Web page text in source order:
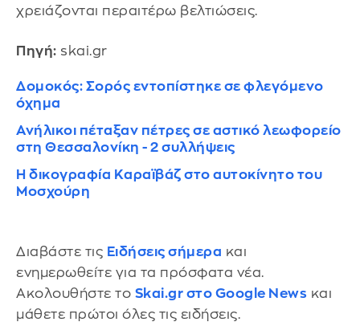
χρειάζονται περαιτέρω βελτιώσεις.
Πηγή: skai.gr
Δομοκός: Σορός εντοπίστηκε σε φλεγόμενο
όχημα
Ανήλικοι πέταξαν πέτρες σε αστικό λεωφορείο
στη Θεσσαλονίκη - 2 συλλήψεις
Η δικογραφία Καραϊβάζ στο αυτοκίνητο του
Μοσχούρη
Διαβάστε τις Ειδήσεις σήμερα και
ενημερωθείτε για τα πρόσφατα νέα.
Ακολουθήστε το Skai.gr στο Google News και
μάθετε πρώτοι όλες τις ειδήσεις.